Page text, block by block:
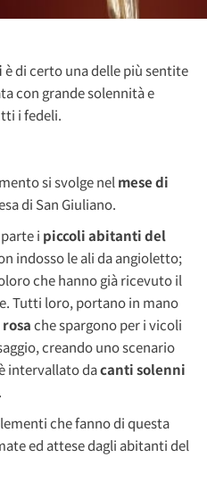
è di certo una delle più sentite
con grande solennità e
i fedeli.
si svolge nel mese di
di San Giuliano.
i piccoli abitanti del
indosso le ali da angioletto;
che hanno già ricevuto il
Tutti loro, portano in mano
che spargono per i vicoli
creando uno scenario
intervallato dacanti solenni
che fanno di questa
ed attese dagli abitanti del